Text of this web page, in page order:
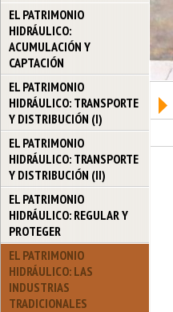
EL PATRIMONIO
HIDRÁULICO:
ACUMULACIÓN Y
CAPTACIÓN
EL PATRIMONIO
HIDRÁULICO: TRANSPORTE
Y DISTRIBUCIÓN (I)
EL PATRIMONIO
HIDRÁULICO: TRANSPORTE
Y DISTRIBUCIÓN (II)
EL PATRIMONIO
HIDRÁULICO: REGULAR Y
PROTEGER
EL PATRIMONIO
HIDRÁULICO: LAS
INDUSTRIAS
TRADICIONALES